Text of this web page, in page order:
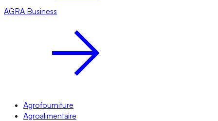
AGRA Business
Agrofourniture
Agroalimentaire